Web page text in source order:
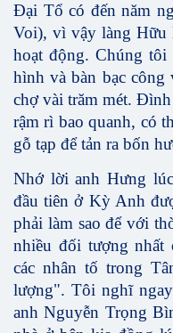
Đại Tổ có đến năm
Voi), vì vậy làng Hữu
hoạt động. Chúng
hình và bàn bạc công
chợ vài trăm mét.
rậm rì bao quanh, có
gỗ tạp để tản ra bốn
Nhớ lời anh Hưng
đầu tiên ở Kỳ Anh
phải làm sao để với
nhiều đối tượng
các nhân tố trong
lượng". Tôi nghĩ
anh Nguyễn Trọng